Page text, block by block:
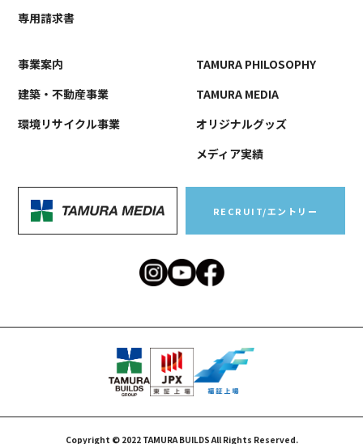
専用請求書
事業案内
建築・不動産事業
環境リサイクル事業
TAMURA PHILOSOPHY
TAMURA MEDIA
オリジナルグッズ
メディア実績
RECRUIT/エントリー
Copyright © 2022 TAMURA BUILDS All Rights Reserved.